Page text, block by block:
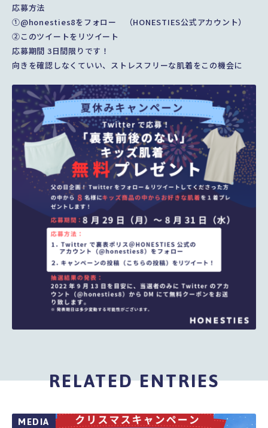
応募方法
①@honesties8をフォロー （HONESTIES公式アカウント）
②このツイートをリツイート
応募期間 3日間限りです！
向きを確認しなくていい、ストレスフリーな肌着をこの機会に
RELATED ENTRIES
MEDIA